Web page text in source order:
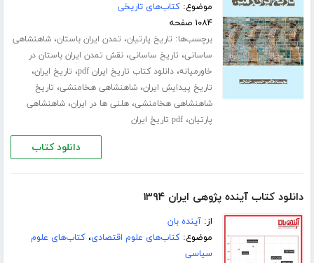
موضوع:کتاب‌های تاریخی
۱۰۸۴ صفحه
برچسب‌ها: تاریخ پارتیان، تمدن ایران باستان،شاهنشاهی
ساسانی، تاریخ ساسانی،نقش تمدن ایران باستان در
خاورمیانه،دانلود کتاب تاریخ ایران pdf ، تاریخ ایران،
تاریخ پیدایش ایران،شاهنشاهی هخامنشی، تاریخ
شاهنشاهی هخامنشی،هلنی ها در ایران،شاهنشاهی
پارتیان،pdf تاریخ ایران
دانلود کتاب
دانلود کتاب آینده پژوهی ایران ۱۳۹۴
از:آینده بان
موضوع:کتاب‌های علوم اقتصادی،کتاب‌های علوم
سیاسی